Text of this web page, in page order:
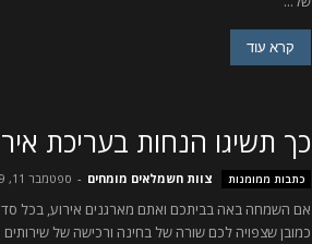
קרא עוד
כך תשיגו הנחות בעריכת
כתבות ממומנות צוות חשמלאים מומחים - ספטמבר 11, 2019
אם השמחה באה בביתכם ואתם מארגנים אירוע, בכל
כמובן שצפויה לכם שורה של בחינה ורכישה של